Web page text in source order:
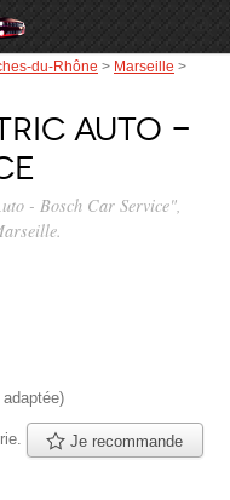
du-Rhône > Marseille >
Auto -
- Bosch Car Service",
Je recommande